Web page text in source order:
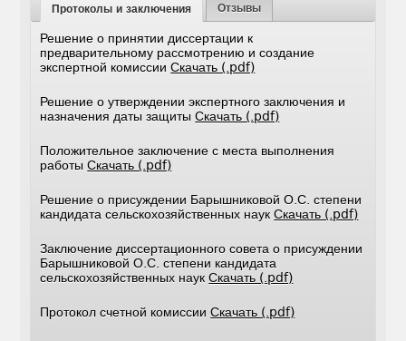
Протоколы и заключения Отзывы
Решение о принятии диссертации к
предварительному рассмотрению и создание
экспертной комиссииСкачать (.pdf)
Решение о утверждении экспертного заключения и
назначения даты защитыСкачать (.pdf)
Положительное заключение с места выполнения
работыСкачать (.pdf)
Решение о присуждении Барышниковой О.С. степени
кандидата сельскохозяйственных наукСкачать (.pdf)
Заключение диссертационного совета о присуждении
Барышниковой О.С. степени кандидата
сельскохозяйственных наукСкачать (.pdf)
Протокол счетной комиссииСкачать (.pdf)